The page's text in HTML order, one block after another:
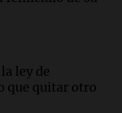
y la
ley de
que quitar otro